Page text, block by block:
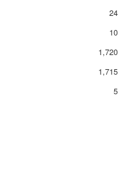
24
10
1,720
1,715
5